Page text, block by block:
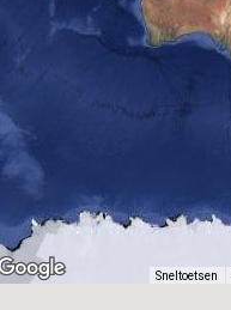
Sneltoetsen